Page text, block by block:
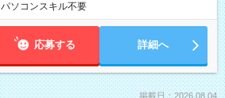
パソコンスキル不要
応募する 詳細へ
掲載日：2026.08.04